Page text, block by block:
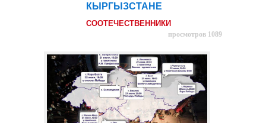
КЫРГЫЗСТАНЕ
СООТЕЧЕСТВЕННИКИ
просмотров 1089